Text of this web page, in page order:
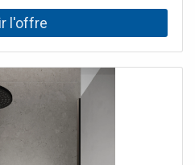
chromé longueur du bras
de confort à 40° Climiteur
Crometta Vario (26330400)
m (28276000)accessoires
95239